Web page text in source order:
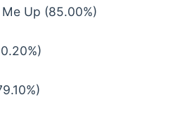
Up (85.00%)